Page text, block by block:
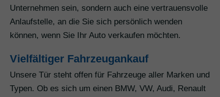
Unternehmen sein, sondern auch eine vertrauensvolle
Anlaufstelle, an die Sie sich persönlich wenden
können, wenn Sie Ihr Auto verkaufen möchten.
Vielfältiger Fahrzeugankauf
Unsere Tür steht offen für Fahrzeuge aller Marken und
Typen. Ob es sich um einen BMW, VW, Audi, Renault